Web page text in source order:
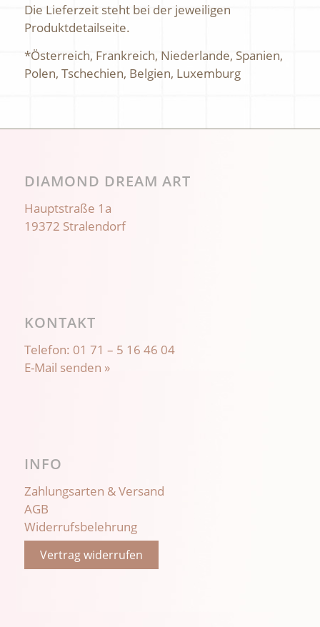
Die Lieferzeit steht bei der jeweiligen
Produktdetailseite.
*Österreich, Frankreich, Niederlande, Spanien,
Polen, Tschechien, Belgien, Luxemburg
DIAMOND DREAM ART
Hauptstraße 1a
19372 Stralendorf
KONTAKT
Telefon: 01 71 – 5 16 46 04
E-Mail senden »
INFO
Zahlungsarten & Versand
AGB
Widerrufsbelehrung
Vertrag widerrufen